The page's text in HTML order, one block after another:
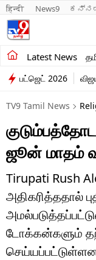
हिन्दी News9
Latest News
சமீபத்திய
தமிழ்நாடு
இந்தியா
உலகம்
விளையாட்டு
பொழுதுபோக்கு
லைஃப்ஸ்டைல்
வணிகம்
பட்ஜெட் 2026
TV9 Tamil News
ஜூன் மாதம்
Tirupati Rush
அதிகரித்ததால்
டோக்கன்களும்